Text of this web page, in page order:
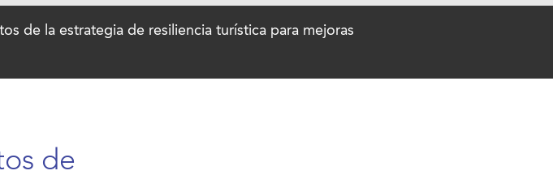
de la estrategia de resiliencia turística para mejoras
de